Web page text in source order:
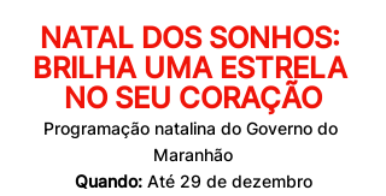
NATAL DOS SONHOS:
BRILHA UMA ESTRELA
NO SEU CORAÇÃO
Programação natalina do Governo do
Maranhão
Quando: Até 29 de dezembro